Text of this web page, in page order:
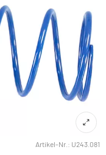
Artikel-Nr.: U243.081